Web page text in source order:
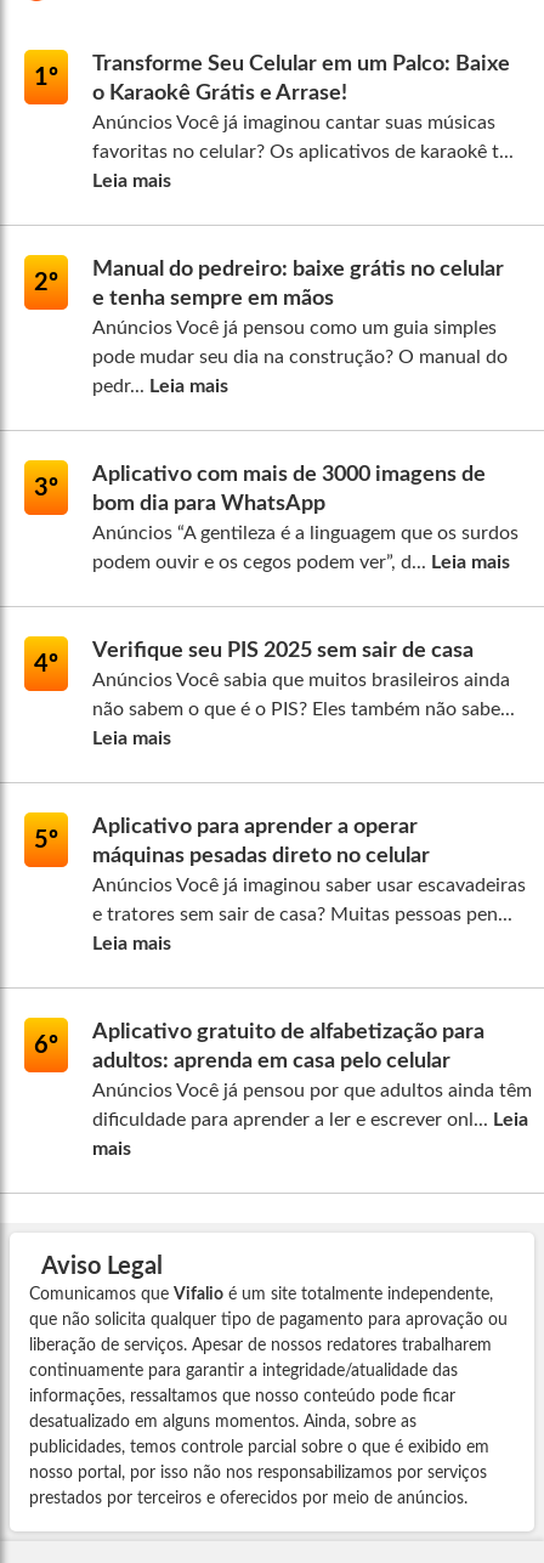
1º
Transforme Seu Celular em um Palco: Baixe
o Karaokê Grátis e Arrase!
Anúncios Você já imaginou cantar suas músicas
favoritas no celular? Os aplicativos de karaokê t...
Leia mais
2º
Manual do pedreiro: baixe grátis no celular
e tenha sempre em mãos
Anúncios Você já pensou como um guia simples
pode mudar seu dia na construção? O manual do
pedr... Leia mais
3º
Aplicativo com mais de 3000 imagens de
bom dia para WhatsApp
Anúncios “A gentileza é a linguagem que os surdos
podem ouvir e os cegos podem ver”, d... Leia mais
4º
Verifique seu PIS 2025 sem sair de casa
Anúncios Você sabia que muitos brasileiros ainda
não sabem o que é o PIS? Eles também não sabe...
Leia mais
5º
Aplicativo para aprender a operar
máquinas pesadas direto no celular
Anúncios Você já imaginou saber usar escavadeiras
e tratores sem sair de casa? Muitas pessoas pen...
Leia mais
6º
Aplicativo gratuito de alfabetização para
adultos: aprenda em casa pelo celular
Anúncios Você já pensou por que adultos ainda têm
dificuldade para aprender a ler e escrever onl... Leia
mais
Aviso Legal
Comunicamos que Vifalio é um site totalmente independente,
que não solicita qualquer tipo de pagamento para aprovação ou
liberação de serviços. Apesar de nossos redatores trabalharem
continuamente para garantir a integridade/atualidade das
informações, ressaltamos que nosso conteúdo pode ficar
desatualizado em alguns momentos. Ainda, sobre as
publicidades, temos controle parcial sobre o que é exibido em
nosso portal, por isso não nos responsabilizamos por serviços
prestados por terceiros e oferecidos por meio de anúncios.